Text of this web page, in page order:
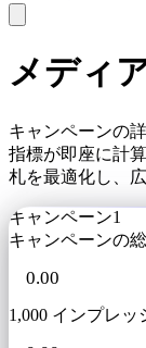
メディ
キャンペーンの
指標が即座に計
札を最適化し、
キャンペーン1
キャンペーンの
1,000 インプレ